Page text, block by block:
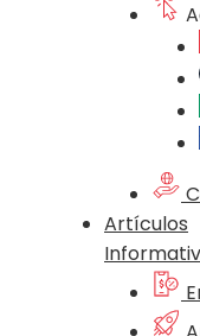
Artículos